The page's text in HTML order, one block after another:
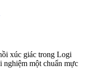
xúc giác trong Logi
nghiệm một chuẩn mực